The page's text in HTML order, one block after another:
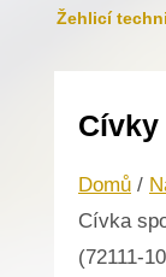
Žehlicí
Domů /
Cívka
(72111-